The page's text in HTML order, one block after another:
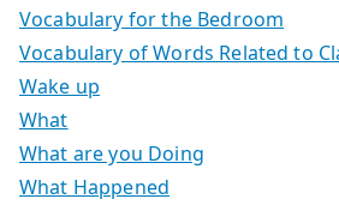
Vocabulary for the Bedroom
Vocabulary of Words Related to
Wake up
What
What are you Doing
What Happened